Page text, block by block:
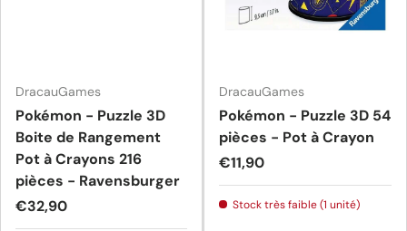
DracauGames
Pokémon - Puzzle 3D
Boite de Rangement
Pot à Crayons 216
pièces - Ravensburger
Prix habituel
€32,90
DracauGames
Pokémon - Puzzle 3D 54
pièces - Pot à Crayon
Prix habituel
€11,90
Stock très faible (1 unité)